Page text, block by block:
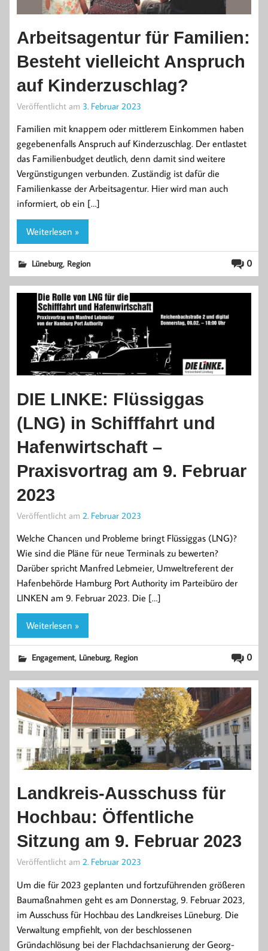
Arbeitsagentur für Familien:
Besteht vielleicht Anspruch
auf Kinderzuschlag?
Veröffentlicht am 3. Februar 2023
Familien mit knappem oder mittlerem Einkommen haben
gegebenenfalls Anspruch auf Kinderzuschlag. Der entlastet
das Familienbudget deutlich, denn damit sind weitere
Vergünstigungen verbunden. Zuständig ist dafür die
Familienkasse der Arbeitsagentur. Hier wird man auch
informiert, ob ein […]
Weiterlesen »
0
Lüneburg, Region
DIE LINKE: Flüssiggas
(LNG) in Schifffahrt und
Hafenwirtschaft –
Praxisvortrag am 9. Februar
2023
Veröffentlicht am 2. Februar 2023
Welche Chancen und Probleme bringt Flüssiggas (LNG)?
Wie sind die Pläne für neue Terminals zu bewerten?
Darüber spricht Manfred Lebmeier, Umweltreferent der
Hafenbehörde Hamburg Port Authority im Parteibüro der
LINKEN am 9. Februar 2023. Die […]
Weiterlesen »
0
Engagement, Lüneburg, Region
Landkreis-Ausschuss für
Hochbau: Öffentliche
Sitzung am 9. Februar 2023
Veröffentlicht am 2. Februar 2023
Um die für 2023 geplanten und fortzuführenden größeren
Baumaßnahmen geht es am Donnerstag, 9. Februar 2023,
im Ausschuss für Hochbau des Landkreises Lüneburg. Die
Verwaltung empfiehlt, von der beschlossenen
Gründachlösung bei der Flachdachsanierung der Georg-